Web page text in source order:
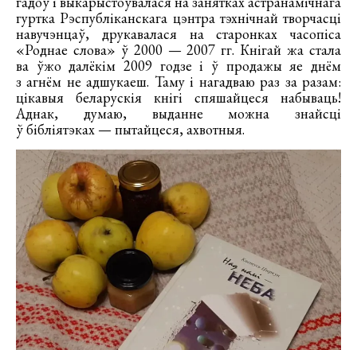
гуртка Рэспубліканскага цэнтра тэхнічнай творчасці
навучэнцаў, друкавалася на старонках часопіса
«Роднае слова» ў 2000 — 2007 гг. Кнігай жа стала
ва ўжо далёкім 2009 годзе і ў продажы яе днём
з агнём не адшукаеш. Таму і нагадваю раз за разам:
цікавыя беларускія кнігі спяшайцеся набываць!
Аднак, думаю, выданне можна знайсці
ў бібліятэках — пытайцеся, ахвотныя.